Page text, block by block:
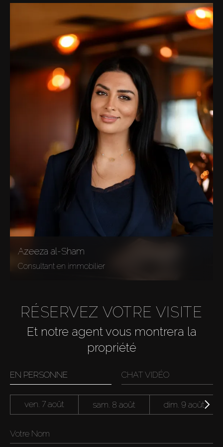
Azeeza al-Sham
Consultant en immobilier
RÉSERVEZ VOTRE VISITE
Et notre agent vous montrera la
propriété
EN PERSONNE CHAT VIDÉO
ven. 7 août sam. 8 août dim. 9 août